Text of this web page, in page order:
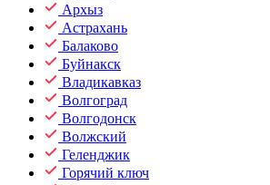
Архыз
Астрахань
Балаково
Буйнакск
Владикавказ
Волгоград
Волгодонск
Волжский
Геленджик
Горячий ключ